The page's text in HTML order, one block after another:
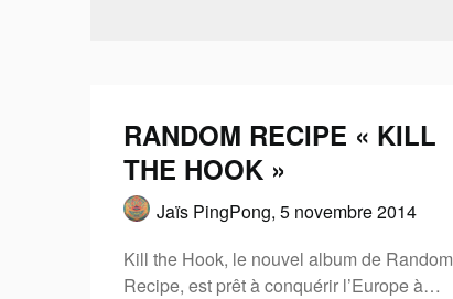
RANDOM RECIPE « KILL
THE HOOK »
Jaïs PingPong, 5 novembre 2014
Kill the Hook, le nouvel album de Random
Recipe, est prêt à conquérir l’Europe à…